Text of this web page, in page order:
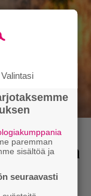
Valintasi
paremman
sisältöä ja
seuraavasti